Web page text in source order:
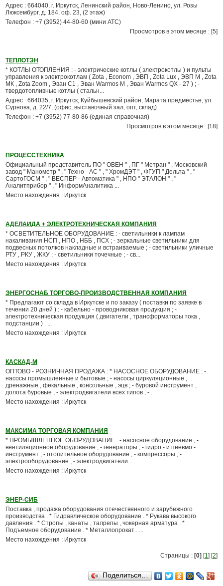
Адрес : 664040, г. Иркутск, Ленинский район, Ново-Ленино, ул. Розы
Люксембург, д. 184, оф. 23, (2 этаж)
Телефон : +7 (3952) 44-80-60 (мини АТС)
Просмотров в этом месяце : [5]
ТЕПЛОТЭН
* КОТЛЫ ОТОПЛЕНИЯ : - электрические котлы ( электрокотлы ) и пульты
управления к электрокотлам ( Zota , Econom , ЭВП , Zota Lux , ЭВП М , Zota
МК , Zota Zoom , Эван С1 , Эван Warmos М , Эван Warmos QX - 27 ) ; -
твердотопливные котлы ( стальн...
Адрес : 664035, г. Иркутск, Куйбышевский район, Марата предместье, ул.
Сурнова, д. 22/7, (офис, выставочный зал, опт, склад)
Телефон : +7 (3952) 77-80-86 (единая справочная)
Просмотров в этом месяце : [18]
ПРОЦЕССТЕХНИКА
Официальный представитель ПО " ОВЕН " , ПГ " Метран " , Московский
завод " Манометр " , " Техно - АС " , " ХромДЭТ " , ФГУП " Дельта " , "
СартоГОСМ " , " ВЕСПЕР - Автоматика " , НПО " ЭТАЛОН " , "
Аналитприбор " , " ИнформАналитика ...
Место нахождения : Иркутск
АДЕЛАИДА + ЭЛЕКТРОТЕХНИЧЕСКАЯ КОМПАНИЯ
* ОСВЕТИТЕЛЬНОЕ ОБОРУДОВАНИЕ : - светильники к лампам
накаливания НСП , НПО , НББ , ПСХ ; - зеркальные светильники для
подвесных потолков накладные и встраиваемые ; - светильники уличные
РТУ , РКУ , ЖКУ ; - светильники точечные ; - св...
Место нахождения : Иркутск
ЭНЕРГОСНАБ ТОРГОВО-ПРОИЗВОДСТВЕННАЯ КОМПАНИЯ
* Предлагают со склада в Иркутске и по заказу ( поставки по заявке в
течении 20 дней ) : - кабельно - проводниковая продукция ; -
электротехническая продукция ( двигатели , трансформаторы тока ,
подстанции ) . ...
Место нахождения : Иркутск
КАСКАД-М
ОПТОВО - РОЗНИЧНАЯ ПРОДАЖА : * НАСОСНОЕ ОБОРУДОВАНИЕ : -
насосы промышленные и бытовые ; - насосы циркуляционные ,
дренажные , фекальные , консольные , эцв ; - буровой инструмент ,
долота буровые ; - электродвигатели всех типов ; -...
Место нахождения : Иркутск
МАКСИМА ТОРГОВАЯ КОМПАНИЯ
* ПРОМЫШЛЕННОЕ ОБОРУДОВАНИЕ : - насосное оборудование ; -
вентиляционное оборудование ; - генераторы ; - гидро - и пневмо -
инструмент ; - отопительное оборудование ; - компрессоры ; -
электрооборудование ; - электродвигатели...
Место нахождения : Иркутск
ЭНЕР-СИБ
Поставка , продажа оборудования отечественного и зарубежного
производства . * Гидравлическое оборудование . * Рукава высокого
давления . * Стропы , канаты , талрепы , чокерная арматура . *
Подъемное оборудование . * Металлопрокат . ...
Место нахождения : Иркутск
Страницы : [0] [1] [2]
Поделиться…